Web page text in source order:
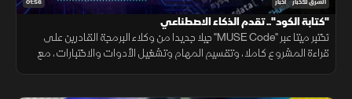
"كتابة الكود".. تقدم الذكاء الاصطناعي
تختبر ميتا عبر "MUSE Code" جيلا جديدا من وكلاء البرمجة القادرين على
قراءة المشروع كاملا، وتقسيم المهام وتشغيل الأدوات والاختبارات، مع